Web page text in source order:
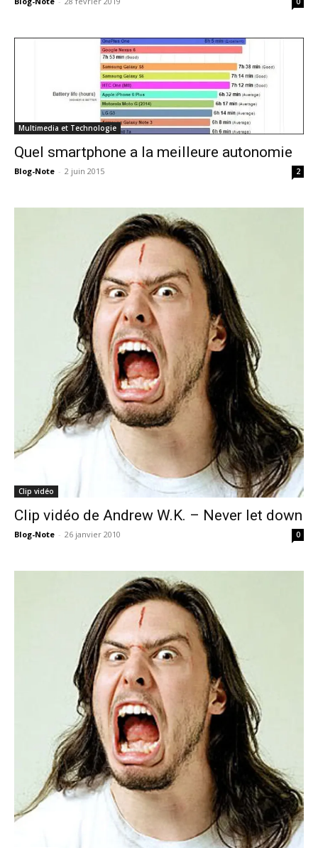
Multimedia et Technologie
Quel smartphone a la meilleure autonomie
Blog-Note - 2 juin 2015 2
Clip vidéo
Clip vidéo de Andrew W.K. – Never let down
Blog-Note - 26 janvier 2010 0